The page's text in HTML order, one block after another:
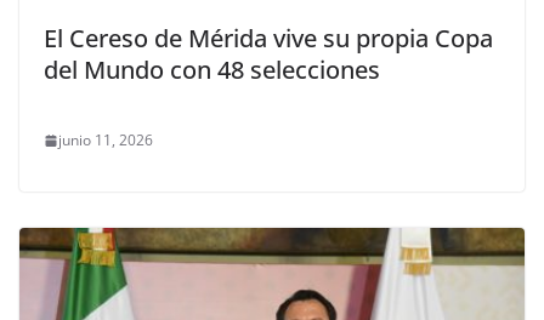
El Cereso de Mérida vive su propia Copa
del Mundo con 48 selecciones
junio 11, 2026